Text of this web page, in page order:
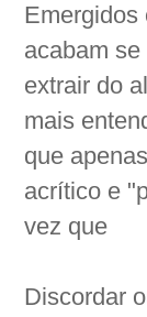
Emergidos
acabam
extrair do
mais
que
acrítico e
vez que
Discordar